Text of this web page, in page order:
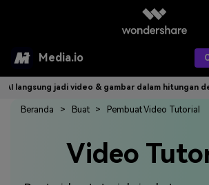
Media.io
Alat AI
AI Gambar
Asisten Video AI
jadi video & gambar dalam hitungan detik.
Video
Beranda Buat Pembuat Video Tutorial